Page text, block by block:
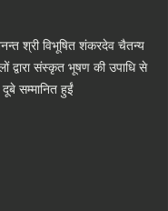
श्री विभूषित शंकरदेव चैतन्य
द्वारा संस्कृत भूषण की उपाधि से
दूबे सम्मानित हुईं